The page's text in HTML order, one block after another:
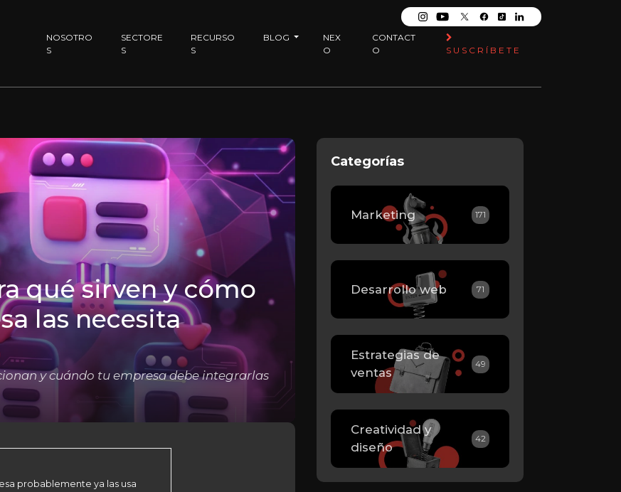
NOSOTRO
S
SECTORE
S
RECURSO
S
BLOG
NEX
O
CONTACT
O
SUSCRÍBETE
qué sirven y cómo
las necesita
y cuándo tu empresa debe integrarlas
probablemente ya las usa
Categorías
Marketing 171
Desarrollo web 71
Estrategias de
ventas
49
Creatividad y
diseño
42